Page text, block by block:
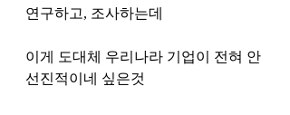
연구하고, 조사하는데
이게 도대체 우리나라 기업이 전혀 안
선진적이네 싶은것